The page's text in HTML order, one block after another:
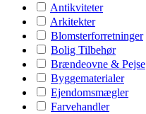
Antikviteter
Arkitekter
Blomsterforretninger
Bolig Tilbehør
Brændeovne & Pejse
Byggematerialer
Ejendomsmægler
Farvehandler